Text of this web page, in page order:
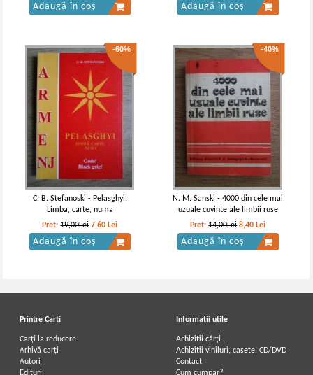
Adaugă în coș Adaugă în coș
-60%
C. B. Stefanoski - Pelasghyi.
Limba, carte, numa
Pret:19,00Lei 7,60 Lei
Adaugă în coș
-40%
N. M. Sanski - 4000 din cele mai
uzuale cuvinte ale limbii ruse
Pret:14,00Lei 8,40 Lei
Adaugă în coș
Printre Carti
Carți la reducere
Arhivă carți
Autori
Edituri
Informatii utile
Achizitii cărți
Achizitii viniluri, casete, CD/DVD
Contact
Cum cumpar?